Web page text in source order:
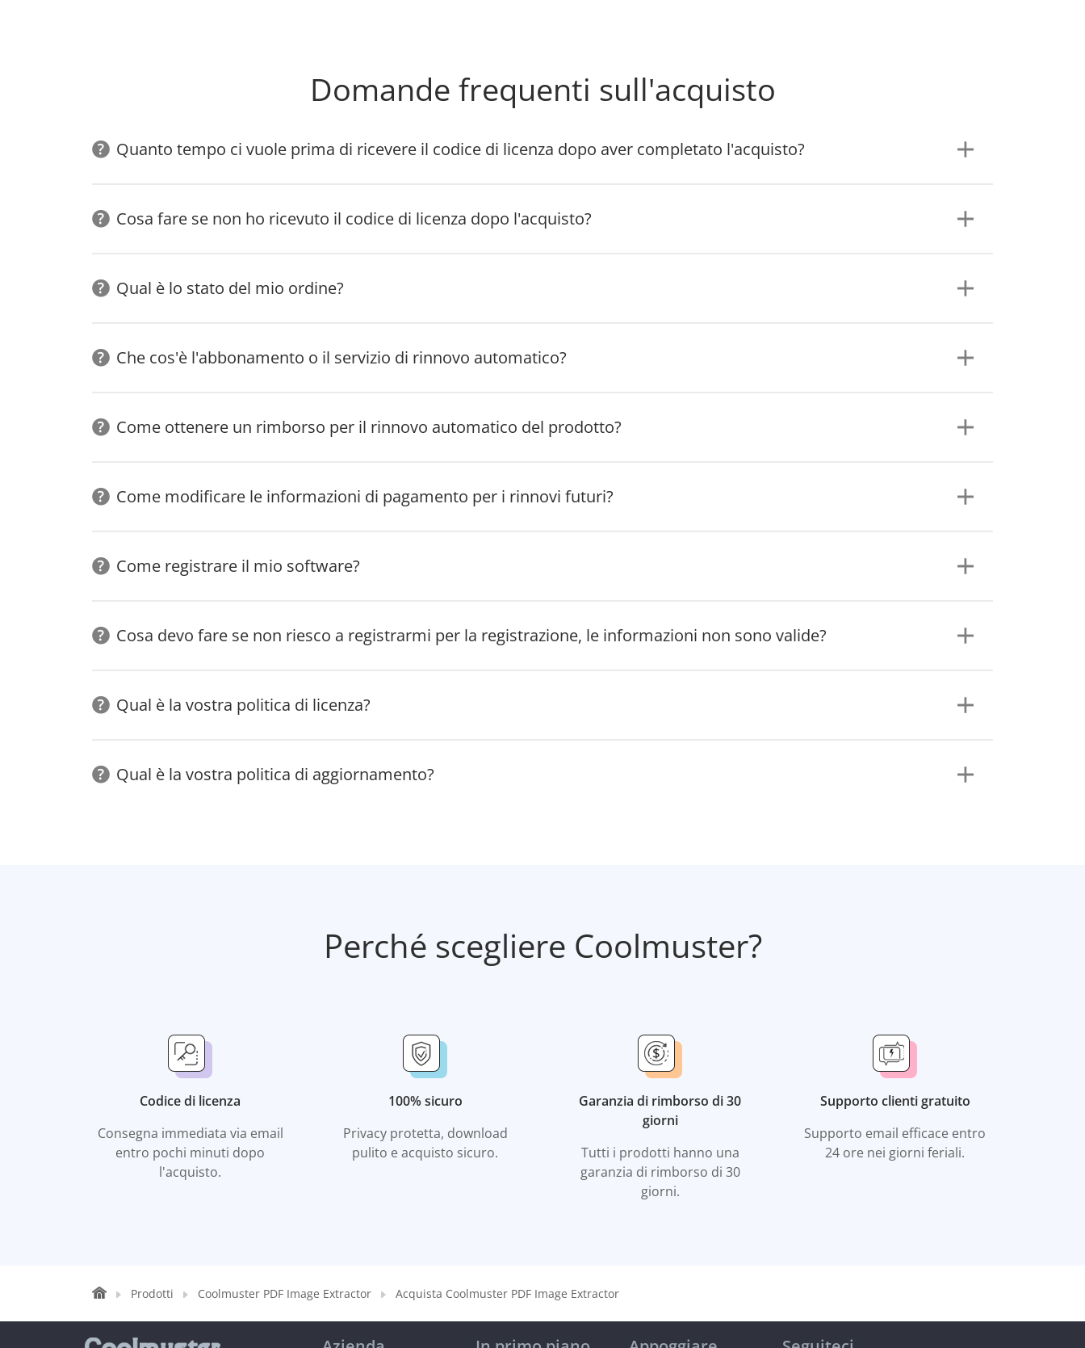
Domande frequenti sull'acquisto
Quanto tempo ci vuole prima di ricevere il codice di licenza dopo aver completato l'acquisto?
Cosa fare se non ho ricevuto il codice di licenza dopo l'acquisto?
Qual è lo stato del mio ordine?
Che cos'è l'abbonamento o il servizio di rinnovo automatico?
Come ottenere un rimborso per il rinnovo automatico del prodotto?
Come modificare le informazioni di pagamento per i rinnovi futuri?
Come registrare il mio software?
Cosa devo fare se non riesco a registrarmi per la registrazione, le informazioni non sono valide?
Qual è la vostra politica di licenza?
Qual è la vostra politica di aggiornamento?
Perché scegliere Coolmuster?
Codice di licenza
Consegna immediata via email
entro pochi minuti dopo
l'acquisto.
100% sicuro
Privacy protetta, download
pulito e acquisto sicuro.
Garanzia di rimborso di 30
giorni
Tutti i prodotti hanno una
garanzia di rimborso di 30
giorni.
Supporto clienti gratuito
Supporto email efficace entro
24 ore nei giorni feriali.
Prodotti Coolmuster PDF Image Extractor Acquista Coolmuster PDF Image Extractor